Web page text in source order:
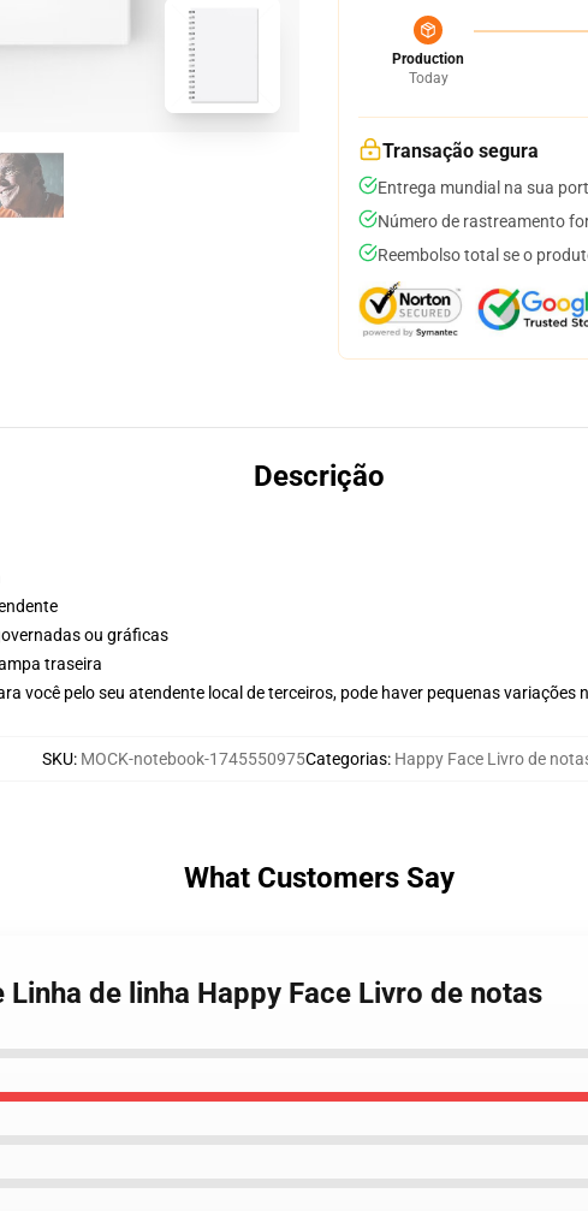
Production
Today
Transação segura
Entrega mundial na sua
Número de rastreamento
Reembolso total se o
Descrição
ou gráficas
traseira
você pelo seu atendente local de terceiros, pode haver pequenas variações
SKU: MOCK-notebook-1745550975Categorias: Happy Face Livro de
What Customers Say
de linha Happy Face Livro de notas